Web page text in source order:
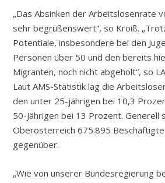
„Das Absinken der Arbeitslosenrate
sehr begrüßenswert“, so Kroiß.
Potentiale, insbesondere bei den
Personen über 50 und den bereits
Migranten, noch nicht abgeholt“, so
Laut AMS-Statistik lag die
den unter 25-jährigen bei 10,3
50-Jährigen bei 13 Prozent. Generell
Oberösterreich 675.895
gegenüber.
„Wie von unserer Bundesregierung